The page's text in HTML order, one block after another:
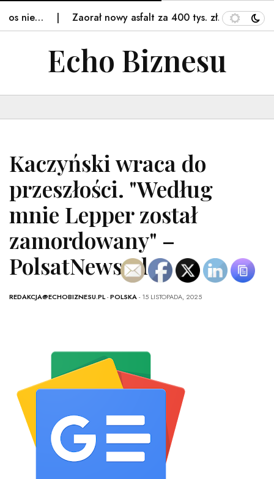
nie… Zaorał nowy asfalt za 400 tys. zł. Rolnika…
Echo Biznesu
Kaczyński wraca do
przeszłości. "Według
mnie Lepper został
zamordowany" –
PolsatNews.pl
REDAKCJA@ECHOBIZNESU.PL-POLSKA- 15 LISTOPADA, 2025